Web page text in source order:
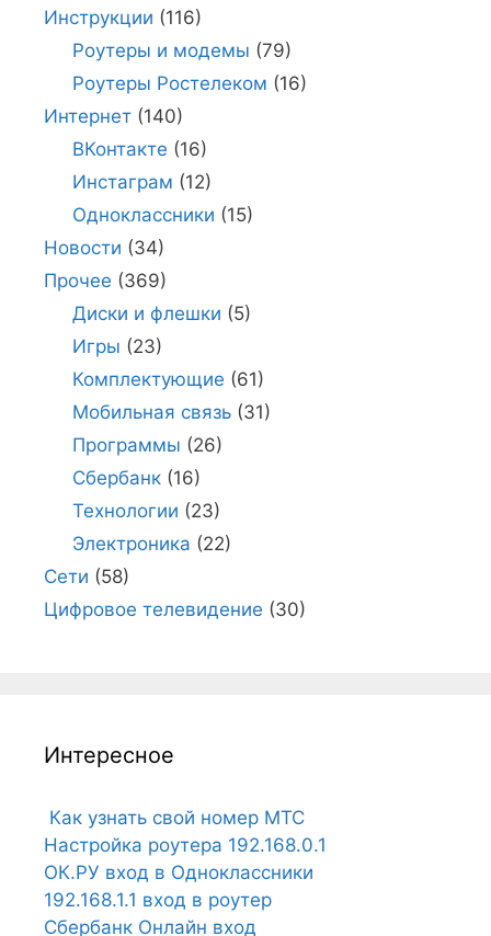
Инструкции (116)
Роутеры и модемы (79)
Роутеры Ростелеком (16)
Интернет (140)
ВКонтакте (16)
Инстаграм (12)
Одноклассники (15)
Новости (34)
Прочее (369)
Диски и флешки (5)
Игры (23)
Комплектующие (61)
Мобильная связь(31)
Программы (26)
Сбербанк(16)
Технологии (23)
Электроника (22)
Сети (58)
Цифровое телевидение (30)
Интересное
Как узнать свой номер МТС
Настройка роутера 192.168.0.1
ОК.РУ вход в Одноклассники
192.168.1.1 вход в роутер
Сбербанк Онлайн вход